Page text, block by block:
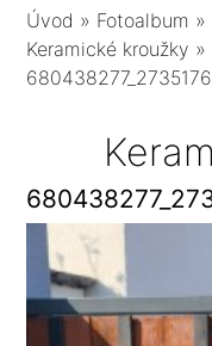
Úvod » Fotoalbum »
Keramické kroužky »